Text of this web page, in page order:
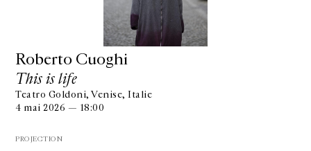
Roberto Cuoghi
This is life
Teatro Goldoni, Venise, Italie
4 mai 2026 — 18:00
PROJECTION